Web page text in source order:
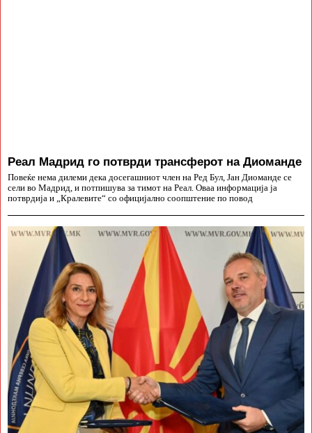
Реал Мадрид го потврди трансферот на Диоманде
Повеќе нема дилеми дека досегашниот член на Ред Бул, Јан Диоманде се
сели во Мадрид, и потпишува за тимот на Реал. Оваа информација ја
потврдија и „Кралевите“ со официјално соопштение по повод